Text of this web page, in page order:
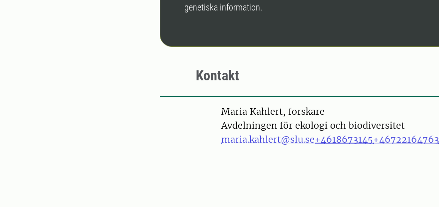
genetiska information.
Kontakt
PersonMaria Kahlert, forskare
Avdelningen för ekologi och biodiversitet
maria.kahlert@slu.se+4618673145+46722164763